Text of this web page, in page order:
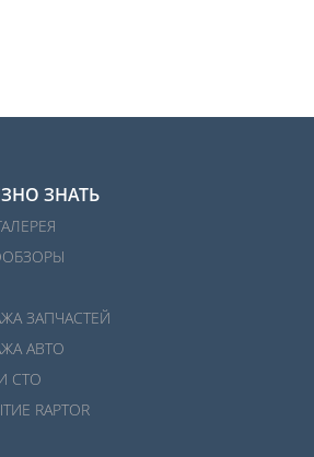
ЗНАТЬ
ЗАПЧАСТЕЙ
АВТО
СТО
RAPTOR